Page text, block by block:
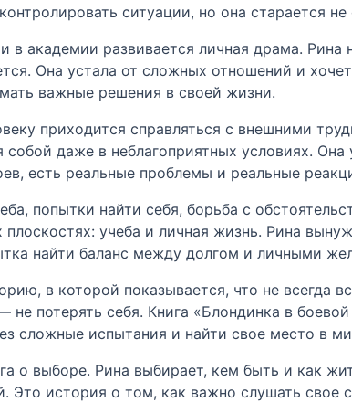
ситуации, но она старается не
в академии развивается личная драма.
Она устала от сложных отношений и
важные решения в своей жизни.
приходится справляться с внешними
даже в неблагоприятных условиях.
есть реальные проблемы и реальные
попытки найти себя, борьба с
учеба и личная жизнь. Рина
найти баланс между долгом и личными
в которой показывается, что не всегда
не потерять себя. Книга «Блондинка в
сложные испытания и найти свое место в
о выборе. Рина выбирает, кем быть и как
Это история о том, как важно слушать свое